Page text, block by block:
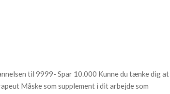
til 9999- Spar 10.000 Kunne du tænke dig at
Måske som supplement i dit arbejde som